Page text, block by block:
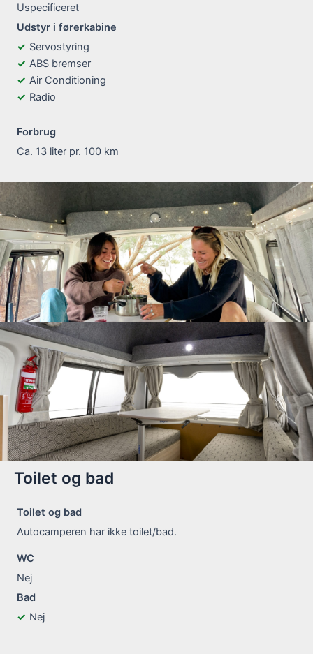
Uspecificeret
Udstyr i førerkabine
Servostyring
ABS bremser
Air Conditioning
Radio
Forbrug
Ca. 13 liter pr. 100 km
Toilet og bad
Toilet og bad
Autocamperen har ikke toilet/bad.
WC
Nej
Bad
Nej